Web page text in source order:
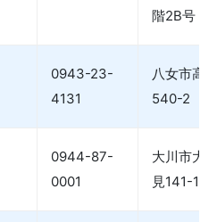
階2B号 室
0943-23-
4131
八女市高
540-2
0944-87-
0001
大川市大
見141-11